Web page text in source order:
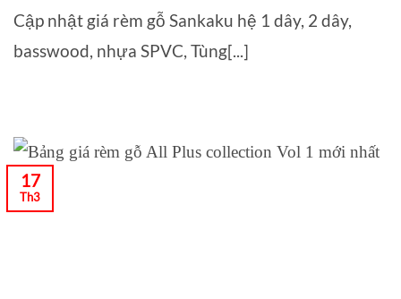
Cập nhật giá rèm gỗ Sankaku hệ 1 dây, 2 dây,
basswood, nhựa SPVC, Tùng[...]
17
Th3